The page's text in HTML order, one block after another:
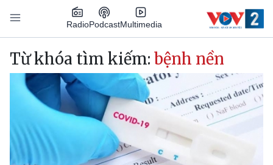
Nhảy đến nội dung
RadioPodcastMultimedia
Main navigation
Từ khóa tìm kiếm: bệnh nền